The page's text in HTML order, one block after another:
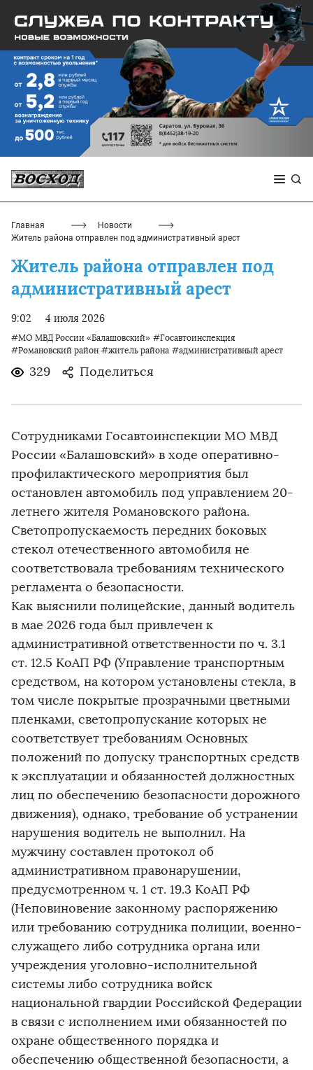
Главная
Новости
Житель района отправлен под административный арест
Житель района отправлен под
административный арест
9:02 4 июля 2026
#МО МВД России «Балашовский» #Госавтоинспекция
#Романовский район #житель района #административный арест
329 Поделиться
Сотрудниками Госавтоинспекции МО МВД
России «Балашовский» в ходе оперативно-
профилактического мероприятия был
остановлен автомобиль под управлением 20-
летнего жителя Романовского района.
Светопропускаемость передних боковых
стекол отечественного автомобиля не
соответствовала требованиям технического
регламента о безопасности.
Как выяснили полицейские, данный водитель
в мае 2026 года был привлечен к
административной ответственности по ч. 3.1
ст. 12.5 КоАП РФ (Управление транспортным
средством, на котором установлены стекла, в
том числе покрытые прозрачными цветными
пленками, светопропускание которых не
соответствует требованиям Основных
положений по допуску транспортных средств
к эксплуатации и обязанностей должностных
лиц по обеспечению безопасности дорожного
движения), однако, требование об устранении
нарушения водитель не выполнил. На
мужчину составлен протокол об
административном правонарушении,
предусмотренном ч. 1 ст. 19.3 КоАП РФ
(Неповиновение законному распоряжению
или требованию сотрудника полиции, военно-
служащего либо сотрудника органа или
учреждения уголовно-исполнительной
системы либо сотрудника войск
национальной гвардии Российской Федерации
в связи с исполнением ими обязанностей по
охране общественного порядка и
обеспечению общественной безопасности, а